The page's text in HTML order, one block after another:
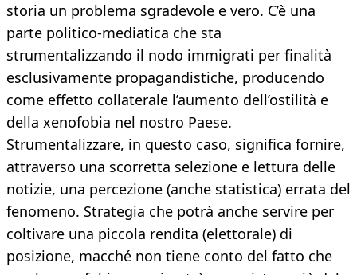
storia un problema sgradevole e vero. C’è una
parte politico-mediatica che sta
strumentalizzando il nodo immigrati per finalità
esclusivamente propagandistiche, producendo
come effetto collaterale l’aumento dell’ostilità e
della xenofobia nel nostro Paese.
Strumentalizzare, in questo caso, significa fornire,
attraverso una scorretta selezione e lettura delle
notizie, una percezione (anche statistica) errata del
fenomeno. Strategia che potrà anche servire per
coltivare una piccola rendita (elettorale) di
posizione, macché non tiene conto del fatto che